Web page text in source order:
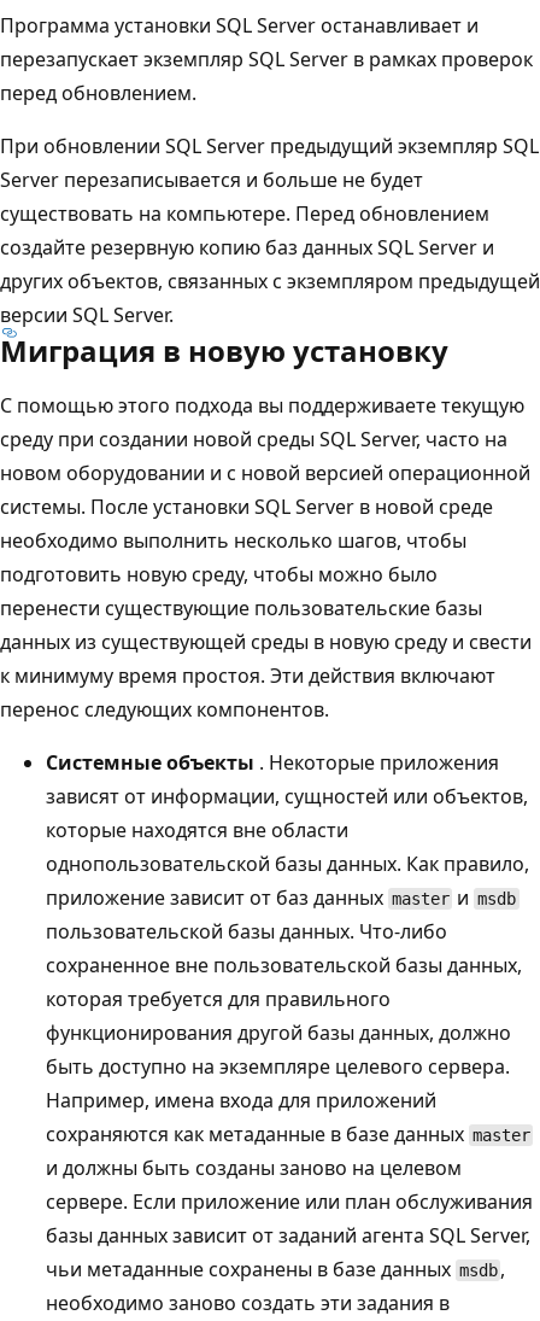
Программа установки SQL Server останавливает и
перезапускает экземпляр SQL Server в рамках проверок
перед обновлением.
При обновлении SQL Server предыдущий экземпляр SQL
Server перезаписывается и больше не будет
существовать на компьютере. Перед обновлением
создайте резервную копию баз данных SQL Server и
других объектов, связанных с экземпляром предыдущей
версии SQL Server.
Миграция в новую установку
С помощью этого подхода вы поддерживаете текущую
среду при создании новой среды SQL Server, часто на
новом оборудовании и с новой версией операционной
системы. После установки SQL Server в новой среде
необходимо выполнить несколько шагов, чтобы
подготовить новую среду, чтобы можно было
перенести существующие пользовательские базы
данных из существующей среды в новую среду и свести
к минимуму время простоя. Эти действия включают
перенос следующих компонентов.
Системные объекты . Некоторые приложения
зависят от информации, сущностей или объектов,
которые находятся вне области
однопользовательской базы данных. Как правило,
приложение зависит от баз данных master иmsdb
пользовательской базы данных. Что-либо
сохраненное вне пользовательской базы данных,
которая требуется для правильного
функционирования другой базы данных, должно
быть доступно на экземпляре целевого сервера.
Например, имена входа для приложений
сохраняются как метаданные в базе данных master
и должны быть созданы заново на целевом
сервере. Если приложение или план обслуживания
базы данных зависит от заданий агента SQL Server,
чьи метаданные сохранены в базе данных msdb ,
необходимо заново создать эти задания в